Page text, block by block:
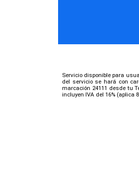
Servicio disponible para
del servicio se hará con
marcación 24111 desde tu
incluyen IVA del 16% (aplica